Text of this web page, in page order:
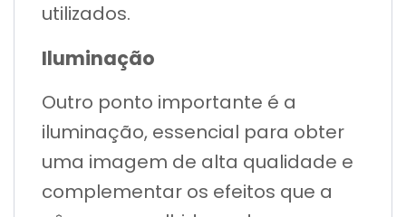
utilizados.
Iluminação
Outro ponto importante é a
iluminação, essencial para obter
uma imagem de alta qualidade e
complementar os efeitos que a